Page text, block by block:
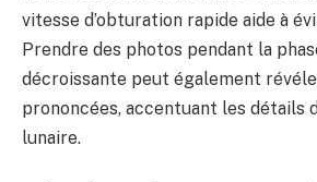
vitesse d’obturation rapide aide à
Prendre des photos pendant la
décroissante peut également
prononcées, accentuant les détails
lunaire.